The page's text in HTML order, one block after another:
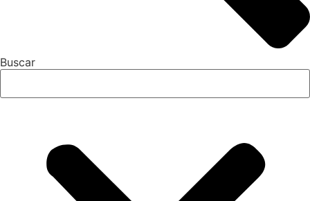
Buscar